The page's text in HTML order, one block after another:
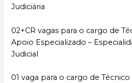
Judiciária
02+CR vagas para o cargo de
Apoio Especializado –
Judicial
01 vaga para o cargo de Técnico